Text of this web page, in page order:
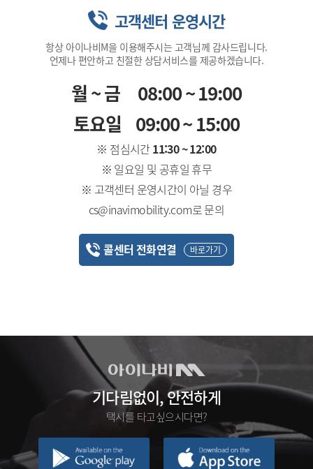
고객센터 운영시간
항상 아이나비M을 이용해주시는 고객님께 감사드립니다.
언제나 편안하고 친절한 상담서비스를 제공하겠습니다.
월~금
08:00 ~ 19:00
토요일
09:00 ~ 15:00
※ 점심시간 11:30 ~ 12:00
※ 일요일 및 공휴일 휴무
※ 고객센터 운영시간이 아닐 경우
cs@inavimobility.com로 문의
콜센터 전화연결 바로가기
기다림없이, 안전하게
택시를 타고싶으시다면?